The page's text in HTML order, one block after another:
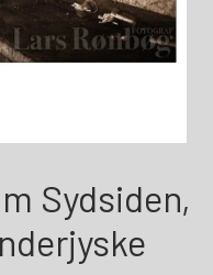
Sydsiden,